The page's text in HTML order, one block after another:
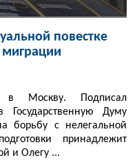
повестке
миграции
в Москву. Подписал
Думу
борьбу с нелегальной
принадлежит
и Олегу ...